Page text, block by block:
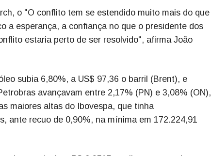
o "O conflito tem se estendido muito mais do que
a esperança, a confiança no que o presidente dos
estaria perto de ser resolvido", afirma João
subia 6,80%, a US$ 97,36 o barril (Brent), e
avançavam entre 2,17% (PN) e 3,08% (ON),
maiores altas do Ibovespa, que tinha
ante recuo de 0,90%, na mínima em 172.224,91